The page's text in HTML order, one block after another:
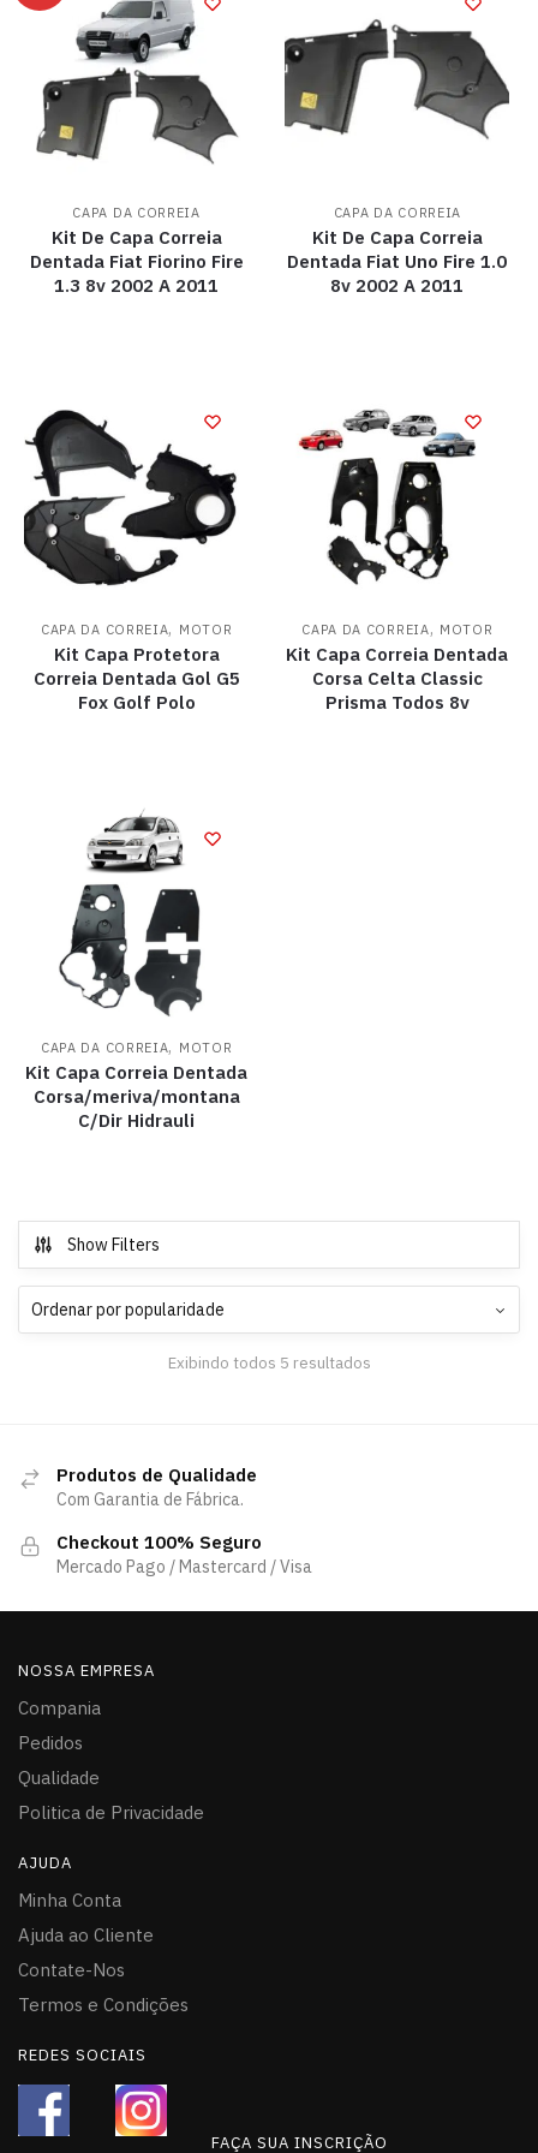
CAPA DA CORREIA
Kit De Capa Correia
Dentada Fiat Fiorino Fire
1.3 8v 2002 A 2011
CAPA DA CORREIA
Kit De Capa Correia
Dentada Fiat Uno Fire 1.0
8v 2002 A 2011
CAPA DA CORREIA, MOTOR
Kit Capa Protetora
Correia Dentada Gol G5
Fox Golf Polo
CAPA DA CORREIA, MOTOR
Kit Capa Correia Dentada
Corsa Celta Classic
Prisma Todos 8v
CAPA DA CORREIA, MOTOR
Kit Capa Correia Dentada
Corsa/meriva/montana
C/Dir Hidrauli
Show Filters
Exibindo todos 5 resultados
Produtos de Qualidade
Com Garantia de Fábrica.
Checkout 100% Seguro
Mercado Pago / Mastercard / Visa
NOSSA EMPRESA
Compania
Pedidos
Qualidade
Politica de Privacidade
AJUDA
Minha Conta
Ajuda ao Cliente
Contate-Nos
Termos e Condições
REDES SOCIAIS
FAÇA SUA INSCRIÇÃO